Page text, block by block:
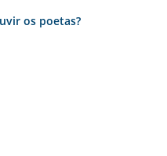
os poetas?